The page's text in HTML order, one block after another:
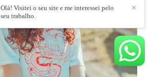
✕
Olá! Visitei o seu site e me interessei pelo
seu trabalho.